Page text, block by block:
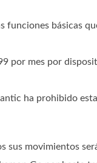
básicas
por mes por
ha prohibido
sus movimientos